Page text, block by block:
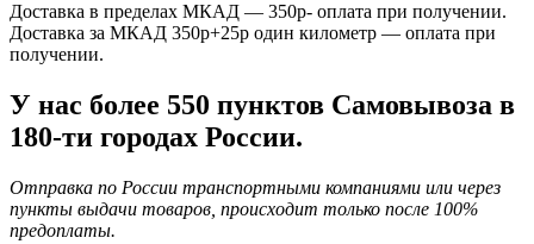
Доставка в пределах МКАД — 350р- оплата при получении.
Доставка за МКАД 350р+25р один километр — оплата при
получении.
У нас более 550 пунктов Самовывоза в
180-ти городах России.
Отправка по России транспортными компаниями или через
пункты выдачи товаров, происходит только после 100%
предоплаты.